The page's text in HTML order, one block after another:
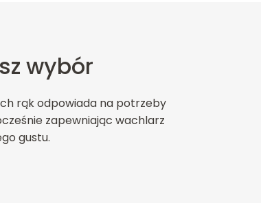
wybór
rąk odpowiada na potrzeby
zapewniając wachlarz
gustu.